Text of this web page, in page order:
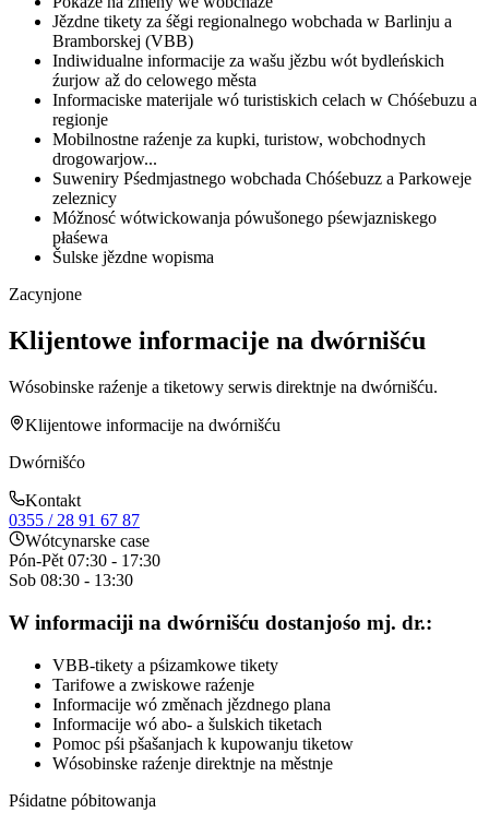
Jězdne tikety za śěgi regionalnego wobchada w Barlinju a
Bramborskej (VBB)
Indiwidualne informacije za wašu jězbu wót bydleńskich
źurjow až do celowego města
Informaciske materijale wó turistiskich celach w Chóśebuzu a
regionje
Mobilnostne raźenje za kupki, turistow, wobchodnych
drogowarjow...
Suweniry Pśedmjastnego wobchada Chóśebuzz a Parkoweje
zeleznicy
Móžnosć wótwickowanja pówušonego pśewjazniskego
płaśewa
Šulske jězdne wopisma
Zacynjone
Klijentowe informacije na dwórnišću
Wósobinske raźenje a tiketowy serwis direktnje na dwórnišću.
Klijentowe informacije na dwórnišću
Dwórnišćo
Kontakt
0355 / 28 91 67 87
Wótcynarske case
Pón-Pět 07:30 - 17:30
Sob 08:30 - 13:30
W informaciji na dwórnišću dostanjośo mj. dr.:
VBB-tikety a pśizamkowe tikety
Tarifowe a zwiskowe raźenje
Informacije wó změnach jězdnego plana
Informacije wó abo- a šulskich tiketach
Pomoc pśi pšašanjach k kupowanju tiketow
Wósobinske raźenje direktnje na městnje
Pśidatne póbitowanja